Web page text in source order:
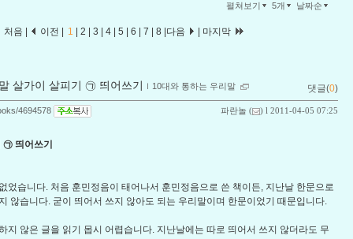
펼쳐보기 5개 날짜순
처음 | 이전 | 1 2 3 4 5 6 7 8 다음 마지막
살가이 살피기 ㉠ 띄어쓰기 ｌ 10대와 통하는 우리말 댓글(0)
파란놀 ( ) l 2011-04-05 07:25
4694578
띄어쓰기
었습니다. 처음 훈민정음이 태어나서 훈민정음으로 쓴 책이든, 지난날 한문으로
않습니다. 굳이 띄어서 쓰지 않아도 되는 우리말이며 한문이었기 때문입니다.
지 않은 글을 읽기 몹시 어렵습니다. 지난날에는 따로 띄어서 쓰지 않더라도 무